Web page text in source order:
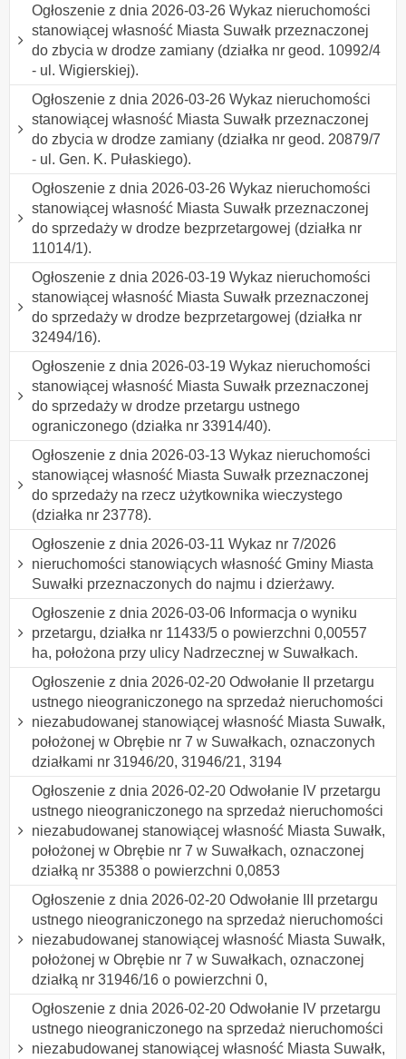
Ogłoszenie z dnia 2026-03-26 Wykaz nieruchomości
stanowiącej własność Miasta Suwałk przeznaczonej
do zbycia w drodze zamiany (działka nr geod. 10992/4
- ul. Wigierskiej).
Ogłoszenie z dnia 2026-03-26 Wykaz nieruchomości
stanowiącej własność Miasta Suwałk przeznaczonej
do zbycia w drodze zamiany (działka nr geod. 20879/7
- ul. Gen. K. Pułaskiego).
Ogłoszenie z dnia 2026-03-26 Wykaz nieruchomości
stanowiącej własność Miasta Suwałk przeznaczonej
do sprzedaży w drodze bezprzetargowej (działka nr
11014/1).
Ogłoszenie z dnia 2026-03-19 Wykaz nieruchomości
stanowiącej własność Miasta Suwałk przeznaczonej
do sprzedaży w drodze bezprzetargowej (działka nr
32494/16).
Ogłoszenie z dnia 2026-03-19 Wykaz nieruchomości
stanowiącej własność Miasta Suwałk przeznaczonej
do sprzedaży w drodze przetargu ustnego
ograniczonego (działka nr 33914/40).
Ogłoszenie z dnia 2026-03-13 Wykaz nieruchomości
stanowiącej własność Miasta Suwałk przeznaczonej
do sprzedaży na rzecz użytkownika wieczystego
(działka nr 23778).
Ogłoszenie z dnia 2026-03-11 Wykaz nr 7/2026
nieruchomości stanowiących własność Gminy Miasta
Suwałki przeznaczonych do najmu i dzierżawy.
Ogłoszenie z dnia 2026-03-06 Informacja o wyniku
przetargu, działka nr 11433/5 o powierzchni 0,00557
ha, położona przy ulicy Nadrzecznej w Suwałkach.
Ogłoszenie z dnia 2026-02-20 Odwołanie II przetargu
ustnego nieograniczonego na sprzedaż nieruchomości
niezabudowanej stanowiącej własność Miasta Suwałk,
położonej w Obrębie nr 7 w Suwałkach, oznaczonych
działkami nr 31946/20, 31946/21, 3194
Ogłoszenie z dnia 2026-02-20 Odwołanie IV przetargu
ustnego nieograniczonego na sprzedaż nieruchomości
niezabudowanej stanowiącej własność Miasta Suwałk,
położonej w Obrębie nr 7 w Suwałkach, oznaczonej
działką nr 35388 o powierzchni 0,0853
Ogłoszenie z dnia 2026-02-20 Odwołanie III przetargu
ustnego nieograniczonego na sprzedaż nieruchomości
niezabudowanej stanowiącej własność Miasta Suwałk,
położonej w Obrębie nr 7 w Suwałkach, oznaczonej
działką nr 31946/16 o powierzchni 0,
Ogłoszenie z dnia 2026-02-20 Odwołanie IV przetargu
ustnego nieograniczonego na sprzedaż nieruchomości
niezabudowanej stanowiącej własność Miasta Suwałk,